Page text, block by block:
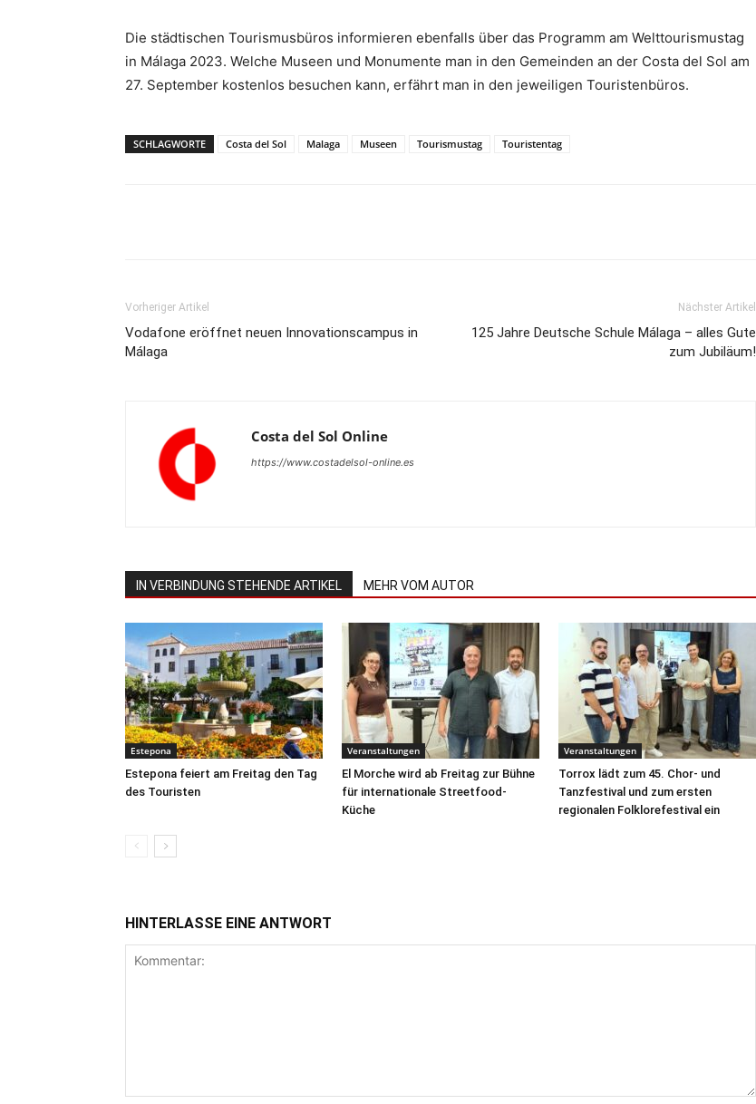
Die städtischen Tourismusbüros informieren ebenfalls über das Programm am Welttourismustag
in Málaga 2023. Welche Museen und Monumente man in den Gemeinden an der Costa del Sol am
27. September kostenlos besuchen kann, erfährt man in den jeweiligen Touristenbüros.
SCHLAGWORTE Costa del Sol Malaga Museen Tourismustag Touristentag
Vorheriger Artikel
Vodafone eröffnet neuen Innovationscampus in
Málaga
Nächster Artikel
125 Jahre Deutsche Schule Málaga – alles Gute
zum Jubiläum!
Costa del Sol Online
https://www.costadelsol-online.es
IN VERBINDUNG STEHENDE ARTIKEL MEHR VOM AUTOR
Estepona
Estepona feiert am Freitag den Tag
des Touristen
Veranstaltungen
El Morche wird ab Freitag zur Bühne
für internationale Streetfood-
Küche
Veranstaltungen
Torrox lädt zum 45. Chor- und
Tanzfestival und zum ersten
regionalen Folklorefestival ein
HINTERLASSE EINE ANTWORT